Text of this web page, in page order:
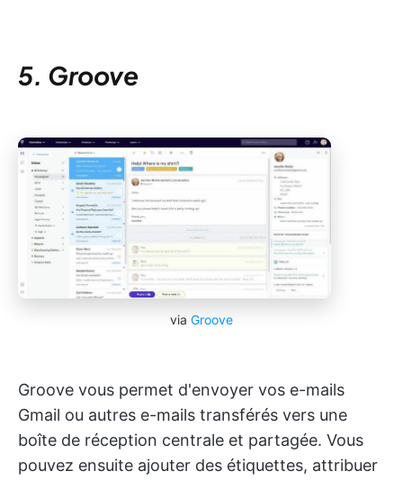
5. Groove
via Groove
Groove vous permet d'envoyer vos e-mails
Gmail ou autres e-mails transférés vers une
boîte de réception centrale et partagée. Vous
pouvez ensuite ajouter des étiquettes, attribuer